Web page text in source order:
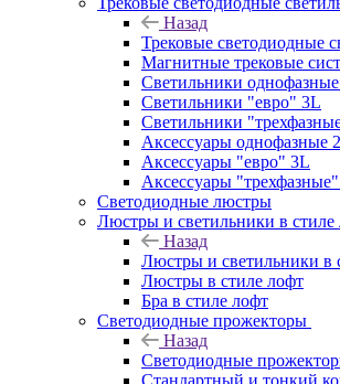
Назад
Трековые светодиодные
Магнитные трековые
Светильники
Светильники "евро" 3L
Светильники
Аксессуары однофазные
Аксессуары "евро" 3L
Аксессуары
Светодиодные люстры
Люстры и светильники в стиле
Назад
Люстры и светильники в
Люстры в стиле лофт
Бра в стиле лофт
Светодиодные прожекторы
Назад
Светодиодные
Стандартный и тонкий